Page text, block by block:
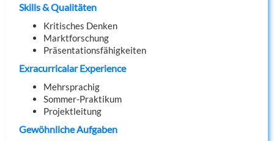
Skills & Qualitäten
Kritisches Denken
Marktforschung
Präsentationsfähigkeiten
Exracurricalar Experience
Mehrsprachig
Sommer-Praktikum
Projektleitung
Gewöhnliche Aufgaben